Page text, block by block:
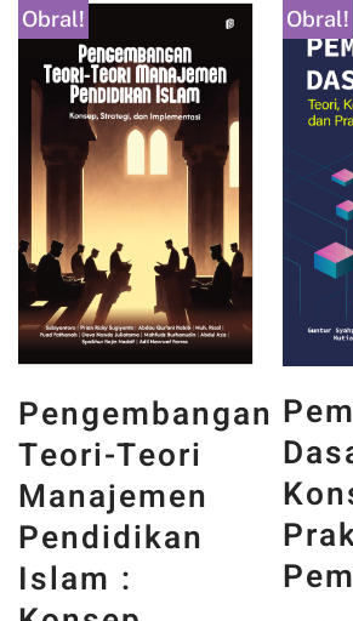
Obral!
Pemrograman
Dasar : Teori,
Konsep, dan
Praktik
Pemrograman
Obral!
DAN